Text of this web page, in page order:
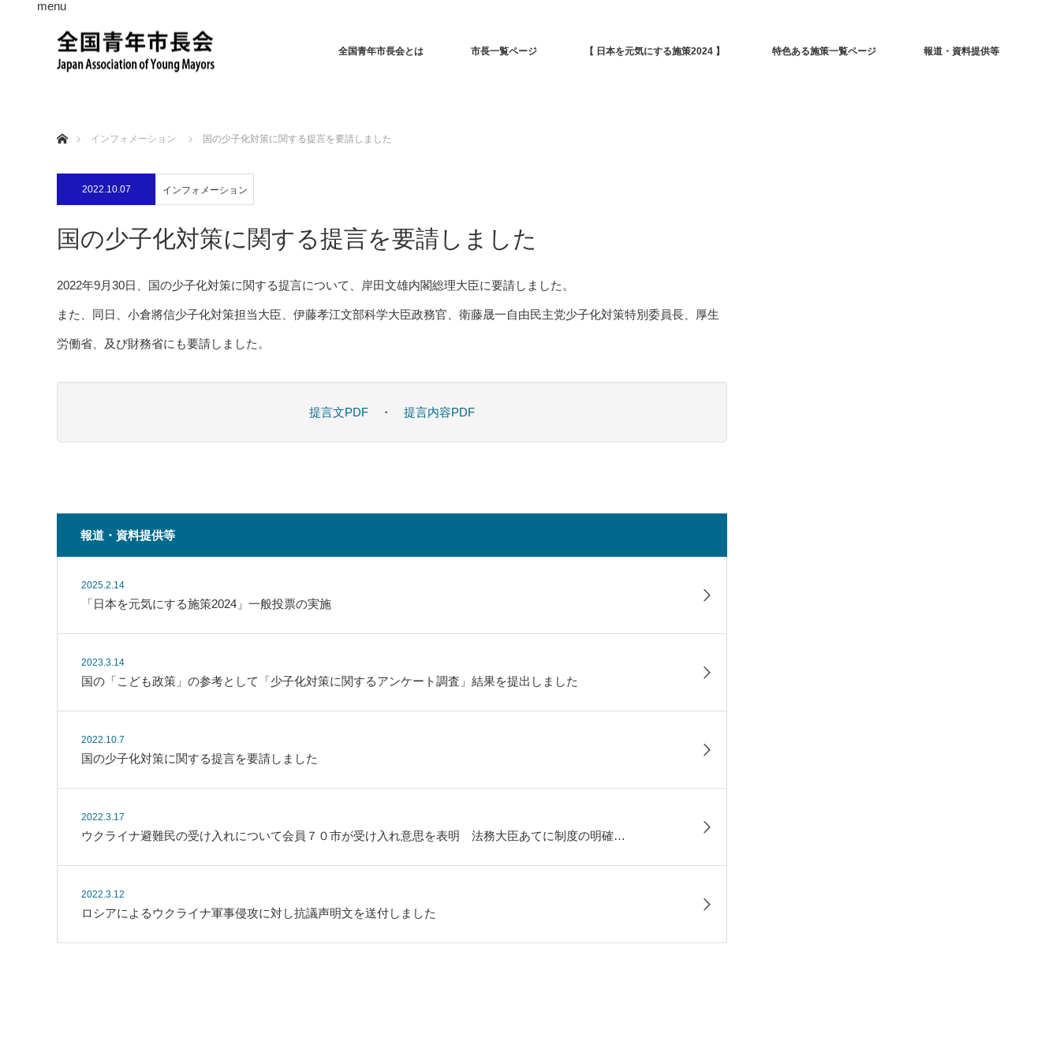
全国青年市長会とは 市長一覧ページ 【 日本を元気にする施策2024 】 特色ある施策一覧ページ 報道・資料提供等
menu
インフォメーション
国の少子化対策に関する提言を要請しました
2022.10.07 インフォメーション
国の少子化対策に関する提言を要請しました
2022年9月30日、国の少子化対策に関する提言について、岸田文雄内閣総理大臣に要請しました。
また、同日、小倉將信少子化対策担当大臣、伊藤孝江文部科学大臣政務官、衛藤晟一自由民主党少子化対策特別委員長、厚生
労働省、及び財務省にも要請しました。
提言文PDF ・ 提言内容PDF
報道・資料提供等
2025.2.14
「日本を元気にする施策2024」一般投票の実施
2023.3.14
国の「こども政策」の参考として「少子化対策に関するアンケート調査」結果を提出しました
2022.10.7
国の少子化対策に関する提言を要請しました
2022.3.17
ウクライナ避難民の受け入れについて会員７０市が受け入れ意思を表明 法務大臣あてに制度の明確…
2022.3.12
ロシアによるウクライナ軍事侵攻に対し抗議声明文を送付しました